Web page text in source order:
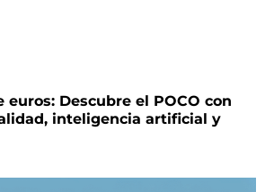
euros: Descubre el POCO con
inteligencia artificial y